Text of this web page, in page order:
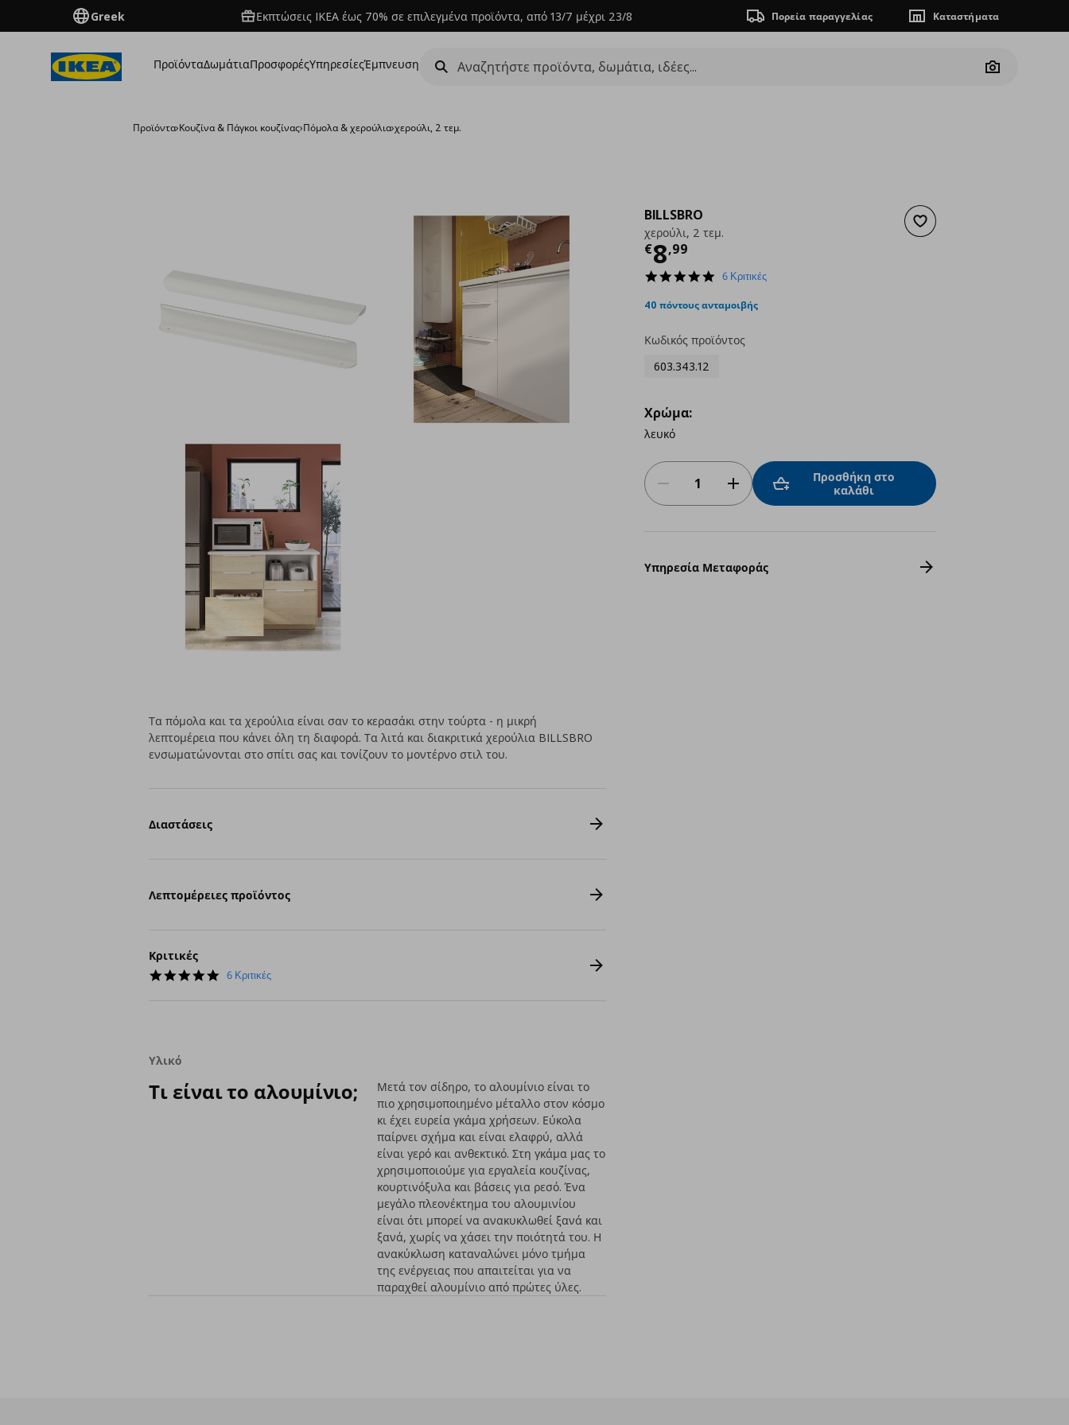
Greek Εκπτώσεις IKEA έως 70% σε επιλεγμένα προϊόντα, από 13/7 μέχρι 23/8 Πορεία παραγγελίας Καταστήματα
ΠροϊόνταΔωμάτιαΠροσφορέςΥπηρεσίεςΈμπνευση
Camera
Προϊόντα›Κουζίνα & Πάγκοι κουζίνας›Πόμολα & χερούλια›χερούλι, 2 τεμ.
Προσθήκη στα αγαπημένα
BILLSBRO
χερούλι, 2 τεμ.
€8,99
Τρέχουσα τιμή
5.0
rating
6 Κριτικές
40 πόντους ανταμοιβής
Κωδικός προϊόντος
603.343.12
Χρώμα:
λευκό
Προσθήκη στο
καλάθι
Υπηρεσία Μεταφοράς
Τα πόμολα και τα χερούλια είναι σαν το κερασάκι στην τούρτα - η μικρή
λεπτομέρεια που κάνει όλη τη διαφορά. Τα λιτά και διακριτικά χερούλια BILLSBRO
ενσωματώνονται στο σπίτι σας και τονίζουν το μοντέρνο στιλ του.
Διαστάσεις
Λεπτομέρειες προϊόντος
Κριτικές
5.0
6 Κριτικές
Υλικό
Τι είναι το αλουμίνιο;
Μετά τον σίδηρο, το αλουμίνιο είναι το
πιο χρησιμοποιημένο μέταλλο στον κόσμο
κι έχει ευρεία γκάμα χρήσεων. Εύκολα
παίρνει σχήμα και είναι ελαφρύ, αλλά
είναι γερό και ανθεκτικό. Στη γκάμα μας το
χρησιμοποιούμε για εργαλεία κουζίνας,
κουρτινόξυλα και βάσεις για ρεσό. Ένα
μεγάλο πλεονέκτημα του αλουμινίου
είναι ότι μπορεί να ανακυκλωθεί ξανά και
ξανά, χωρίς να χάσει την ποιότητά του. Η
ανακύκλωση καταναλώνει μόνο τμήμα
της ενέργειας που απαιτείται για να
παραχθεί αλουμίνιο από πρώτες ύλες.